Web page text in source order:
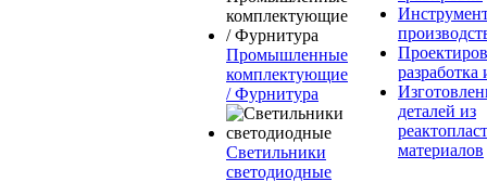
Промышленные
комплектующие
/ Фурнитура
Светильники
светодиодные
разработка
деталей из
материалов